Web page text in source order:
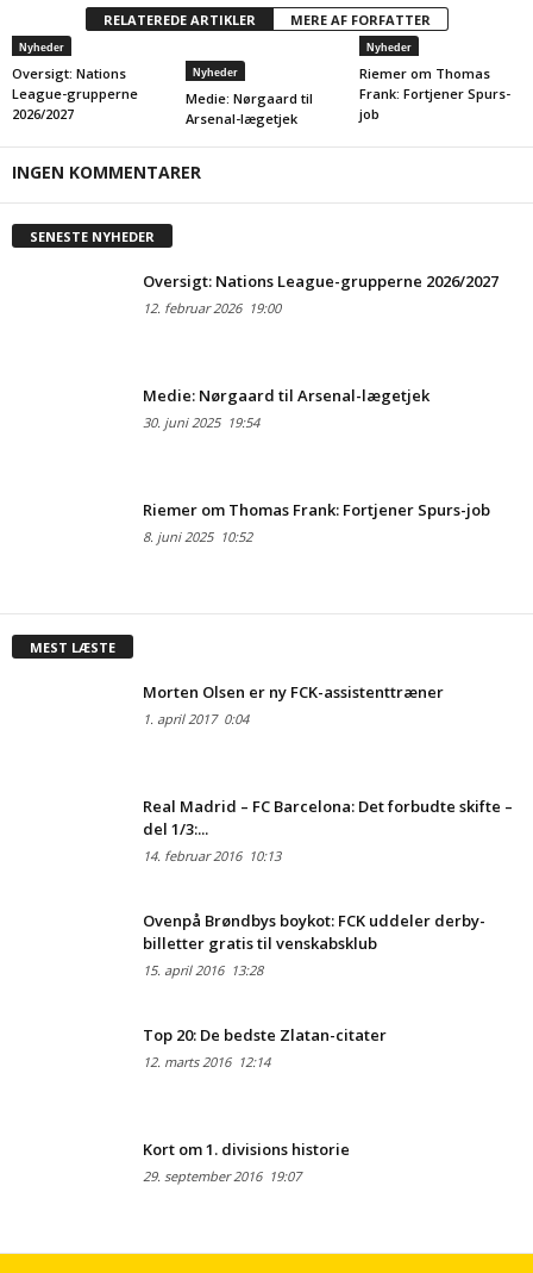
RELATEREDE ARTIKLER MERE AF FORFATTER
Nyheder
Oversigt: Nations
League-grupperne
2026/2027
Nyheder
Medie: Nørgaard til
Arsenal-lægetjek
Nyheder
Riemer om Thomas
Frank: Fortjener Spurs-
job
INGEN KOMMENTARER
SENESTE NYHEDER
Oversigt: Nations League-grupperne 2026/2027
12. februar 202619:00
Medie: Nørgaard til Arsenal-lægetjek
30. juni 202519:54
Riemer om Thomas Frank: Fortjener Spurs-job
8. juni 202510:52
MEST LÆSTE
Morten Olsen er ny FCK-assistenttræner
1. april 20170:04
Real Madrid – FC Barcelona: Det forbudte skifte –
del 1/3:...
14. februar 201610:13
Ovenpå Brøndbys boykot: FCK uddeler derby-
billetter gratis til venskabsklub
15. april 201613:28
Top 20: De bedste Zlatan-citater
12. marts 201612:14
Kort om 1. divisions historie
29. september 201619:07